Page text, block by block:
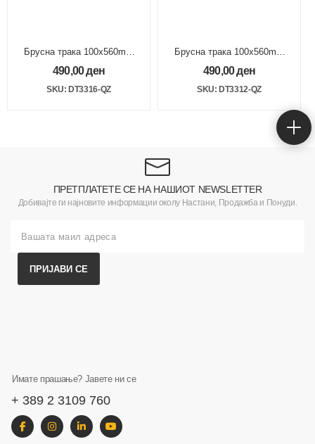
Брусна трака 100x560mm
100G
490,00ден
SKU: DT3316-QZ
Брусна трака 100x560mm
40G
490,00ден
SKU: DT3312-QZ
ПРЕТПЛАТЕТЕ СЕ НА НАШИОТ NEWSLETTER
Добивајте ги најновите информации околу Настани, Продажба и Понуди.
ПРИЈАВИ СЕ
Имате прашање? Јавете ни се
+ 389 2 3109 760